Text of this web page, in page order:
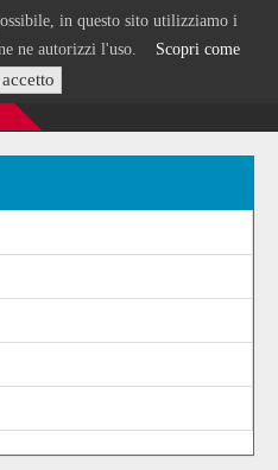
in questo sito utilizziamo i
ne autorizzi l'uso. Scopri come